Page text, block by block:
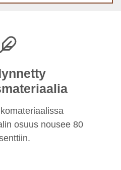
osuus nousee 80